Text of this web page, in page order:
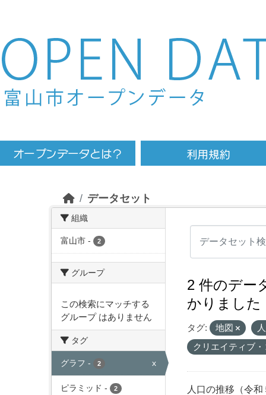
Skip to main content
データセット
組織
富山市 - 2
グループ
この検索にマッチする
グループ はありません
タグ
グラフ - 2 x
ピラミッド - 2
2 件のデー
かりました
タグ: 地図
クリエイティブ
人口の推移（令和